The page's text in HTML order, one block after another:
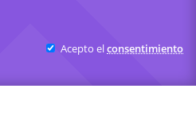
Acepto elconsentimiento